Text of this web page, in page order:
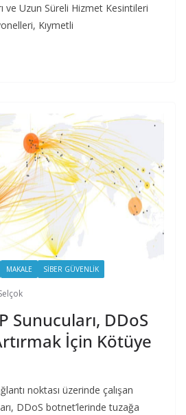
ve Uzun Süreli Hizmet Kesintileri
Kıymetli
MAKALE SIBER GÜVENLIK
Sunucuları, DDoS
İçin Kötüye
noktası üzerinde çalışan
DDoS botnet’lerinde tuzağa